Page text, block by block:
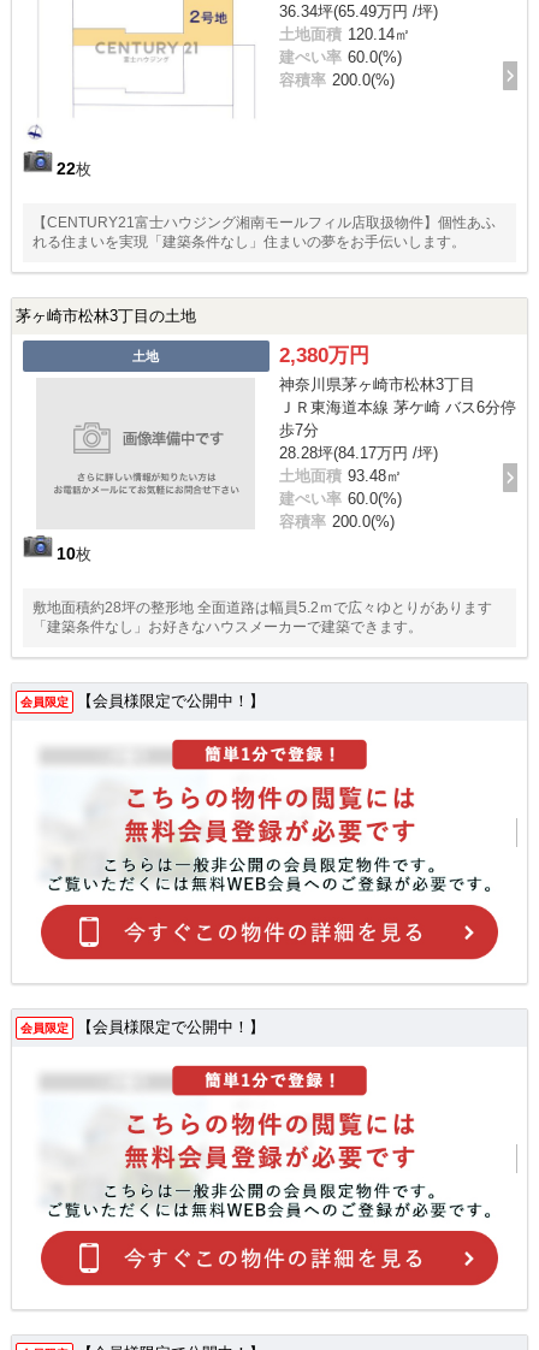
22枚
36.34坪(65.49万円 /坪)
土地面積 120.14㎡
建ぺい率 60.0(%)
容積率 200.0(%)
【CENTURY21富士ハウジング湘南モールフィル店取扱物件】個性あふ
れる住まいを実現「建築条件なし」住まいの夢をお手伝いします。
茅ヶ崎市松林3丁目の土地
土地
10枚
2,380万円
神奈川県茅ヶ崎市松林3丁目
ＪＲ東海道本線 茅ケ崎 バス6分停
歩7分
28.28坪(84.17万円 /坪)
土地面積 93.48㎡
建ぺい率 60.0(%)
容積率 200.0(%)
敷地面積約28坪の整形地 全面道路は幅員5.2ｍで広々ゆとりがあります
「建築条件なし」お好きなハウスメーカーで建築できます。
会員限定 【会員様限定で公開中！】
会員限定 【会員様限定で公開中！】